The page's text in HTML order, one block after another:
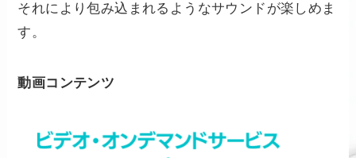
それにより包み込まれるようなサウンドが楽しめま
す。
動画コンテンツ